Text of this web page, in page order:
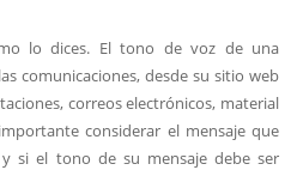
lo dices. El tono de voz de una
comunicaciones, desde su sitio web
correos electrónicos, material
considerar el mensaje que
si el tono de su mensaje debe ser